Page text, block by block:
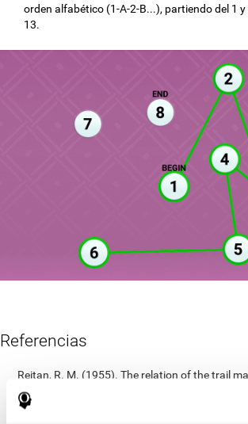
orden alfabético (1-A-2-B...), partiendo del 1 y
13.
Referencias
Reitan, R. M. (1955). The relation of the trail
organic brain damage. Journal of Consulting
Reitan, R. M. (1958). Validity of the Trail